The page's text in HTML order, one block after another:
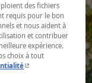
des fichiers
requis pour le bon
et nous aident à
et contribuer
expérience.
choix à tout
- Cet hyperlien